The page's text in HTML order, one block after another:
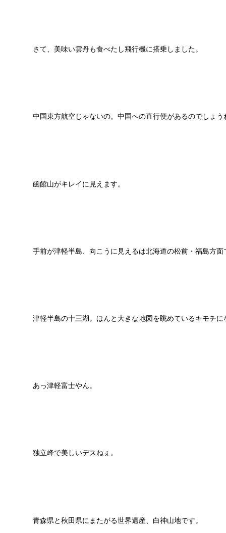
さて、美味い雲丹も食べたし飛行機に搭乗しました。
中国東方航空じゃないの。中国への直行便があるのでしょ
函館山がキレイに見えます。
手前が津軽半島、向こうに見えるは北海道の松前・福島方面
津軽半島の十三湖。ほんと大きな地図を眺めているキモチに
あっ津軽富士やん。
独立峰で美しいデスねぇ。
青森県と秋田県にまたがる世界遺産、白神山地です。